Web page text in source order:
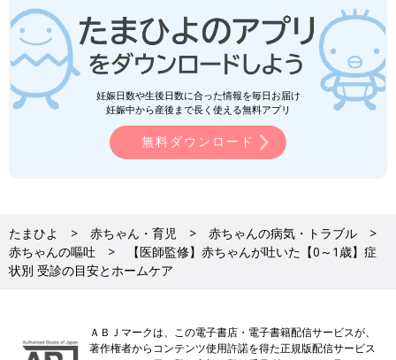
妊娠日数や生後日数に合った情報を毎日お届け
妊娠中から産後まで長く使える無料アプリ
無料ダウンロード
たまひよ 赤ちゃん・育児
赤ちゃんの病気・トラブル
赤ちゃんの嘔吐
【医師監修】赤ちゃんが吐いた【0～1歳】症
状別 受診の目安とホームケア
ＡＢＪマークは、この電子書店・電子書籍配信サービスが、
著作権者からコンテンツ使用許諾を得た正規版配信サービス